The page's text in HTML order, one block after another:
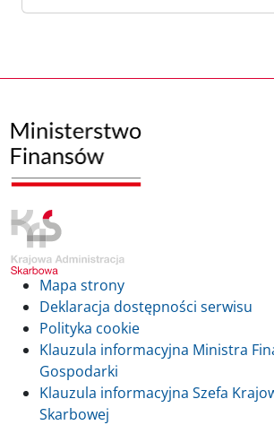
Mapa strony
Deklaracja dostępności serwisu
Polityka cookie
Klauzula informacyjna Ministra
Gospodarki
Klauzula informacyjna Szefa
Skarbowej